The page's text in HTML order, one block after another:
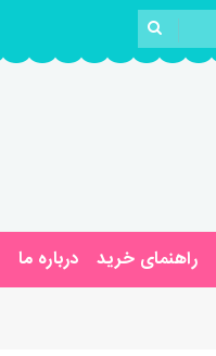
راهنمای خرید درباره ما